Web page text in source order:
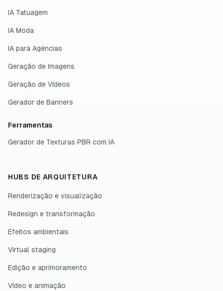
IA Tatuagem
IA Moda
IA para Agências
Geração de Imagens
Geração de Vídeos
Gerador de Banners
Ferramentas
Gerador de Texturas PBR com IA
HUBS DE ARQUITETURA
Renderização e visualização
Redesign e transformação
Efeitos ambientais
Virtual staging
Edição e aprimoramento
Vídeo e animação